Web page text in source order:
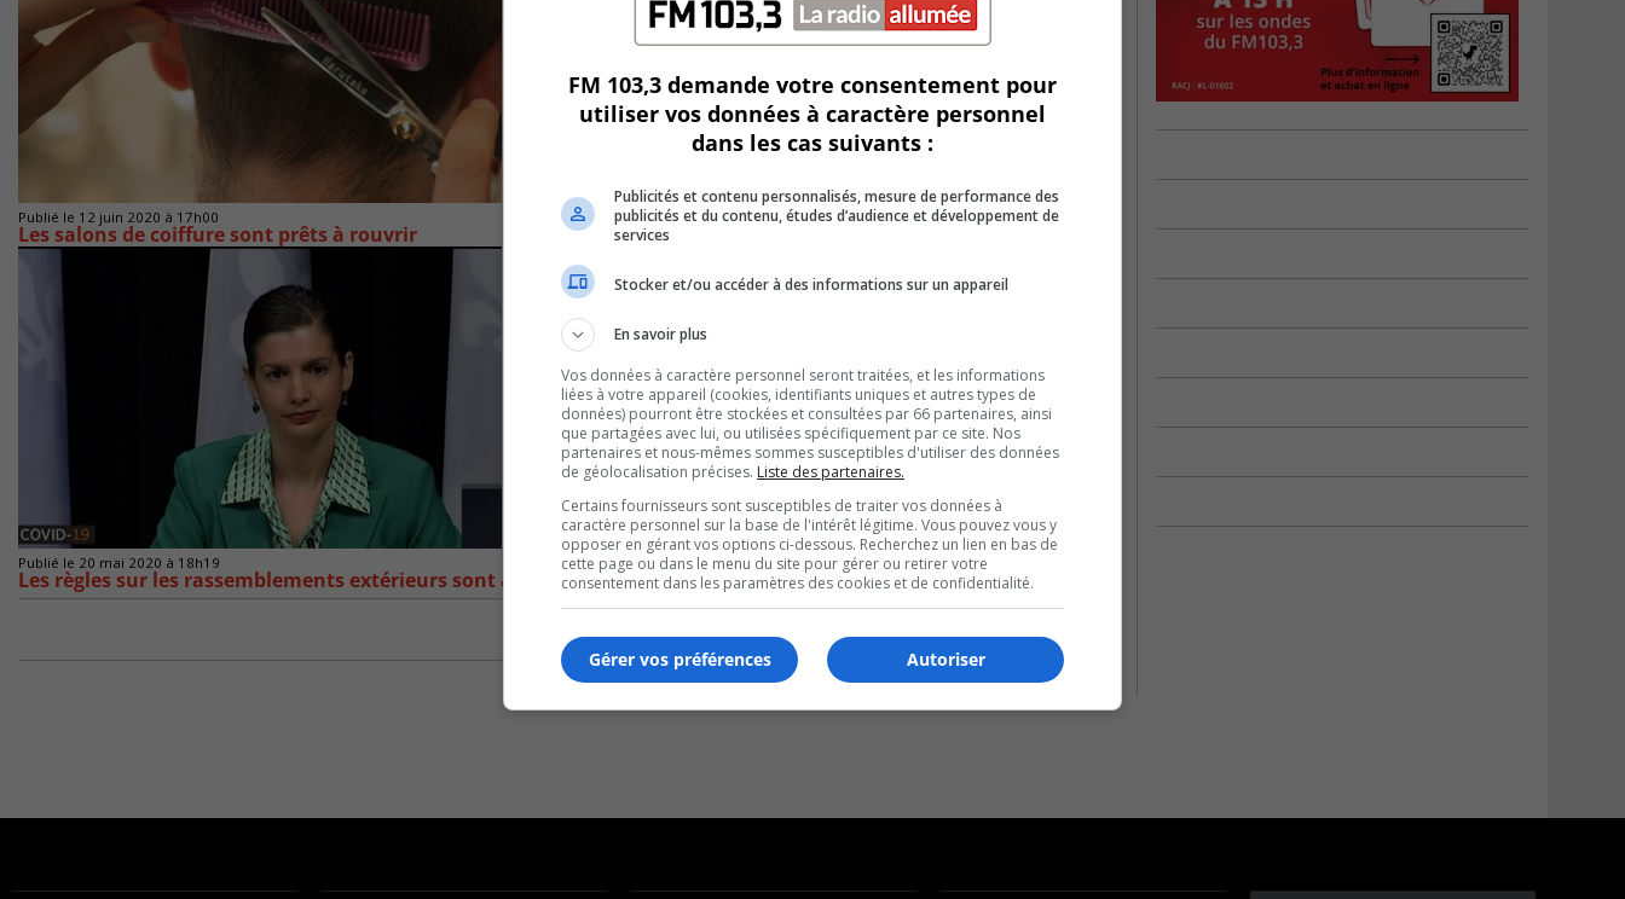
Publié le 12 juin 2020 à 17h00
Les salons de coiffure sont prêts à rouvrir
Publié le 20 mai 2020 à 18h19
Les règles sur les rassemblements extérieurs sont assouplies
FM 103,3 demande votre consentement pour
utiliser vos données à caractère personnel
dans les cas suivants :
Publicités et contenu personnalisés, mesure de performance des
publicités et du contenu, études d’audience et développement de
services
Stocker et/ou accéder à des informations sur un appareil
En savoir plus
Vos données à caractère personnel seront traitées, et les informations
liées à votre appareil (cookies, identifiants uniques et autres types de
données) pourront être stockées et consultées par 66 partenaires, ainsi
que partagées avec lui, ou utilisées spécifiquement par ce site. Nos
partenaires et nous-mêmes sommes susceptibles d'utiliser des données
de géolocalisation précises. Liste des partenaires.
Certains fournisseurs sont susceptibles de traiter vos données à
caractère personnel sur la base de l'intérêt légitime. Vous pouvez vous y
opposer en gérant vos options ci-dessous. Recherchez un lien en bas de
cette page ou dans le menu du site pour gérer ou retirer votre
consentement dans les paramètres des cookies et de confidentialité.
Autoriser
Gérer vos préférences